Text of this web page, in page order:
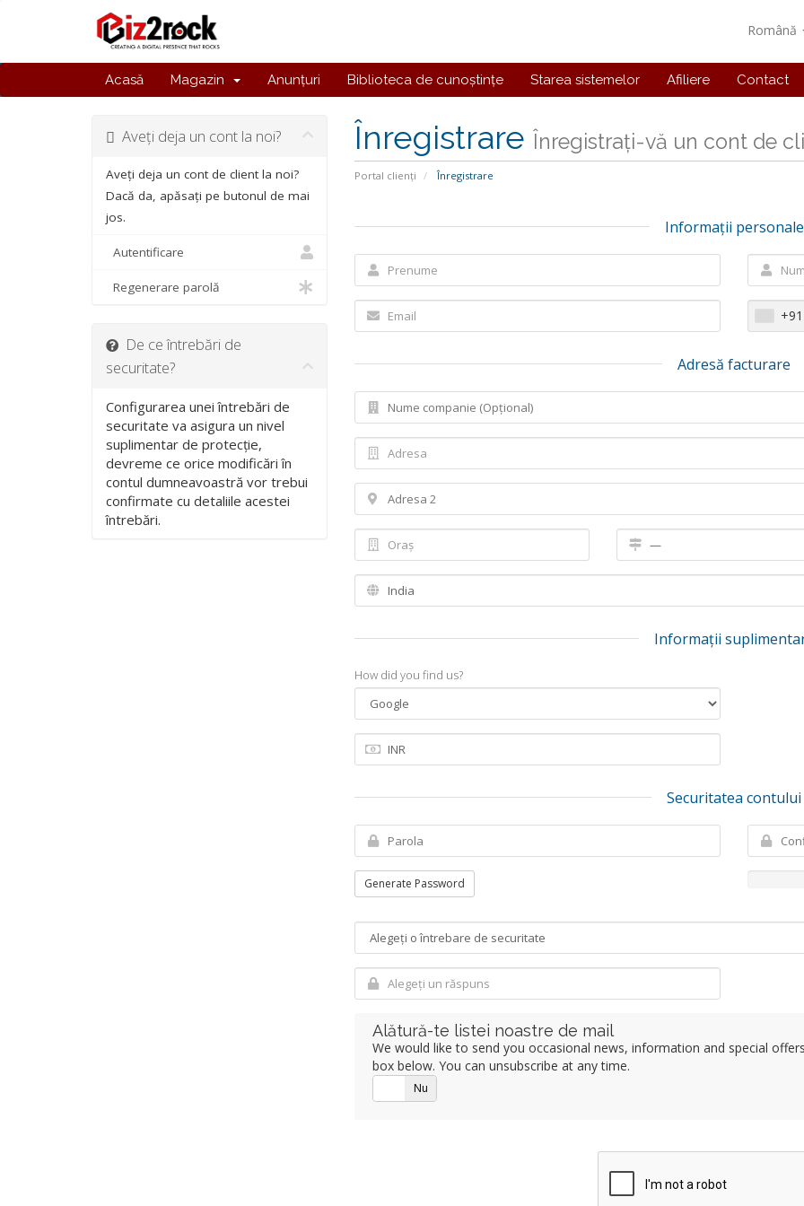
Română
Acasă Magazin Anunțuri Biblioteca de cunoștințe Starea sistemelor Afiliere Contact
Înregistrare Înregistrați-vă un cont de
Portal clienți Înregistrare
Aveți deja un cont la noi?
Aveți deja un cont de client la noi?
Dacă da, apăsați pe butonul de mai
jos.
Autentificare
Regenerare parolă
Informații personale
+91
Adresă facturare
Informații
How did you find us?
Securitatea contului
Generate Password
Alătură-te listei noastre de mail
We would like to send you occasional news, information and special
box below. You can unsubscribe at any time.
Nu
De ce întrebări de
securitate?
Configurarea unei întrebări de
securitate va asigura un nivel
suplimentar de protecție,
devreme ce orice modificări în
contul dumneavoastră vor trebui
confirmate cu detaliile acestei
întrebări.